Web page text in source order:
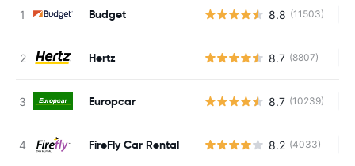
Budget 8.8 (11503)
Hertz 8.7 (8807)
Europcar 8.7 (10239)
FireFly Car Rental 8.2 (4033)